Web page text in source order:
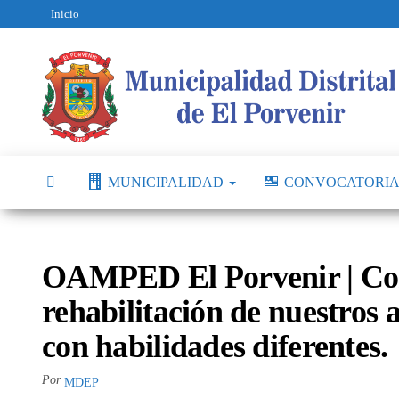
Inicio
MUNICIPALIDAD
OAMPED El Porvenir |
rehabilitación de nuestros
con habilidades diferentes.
Por MDEP